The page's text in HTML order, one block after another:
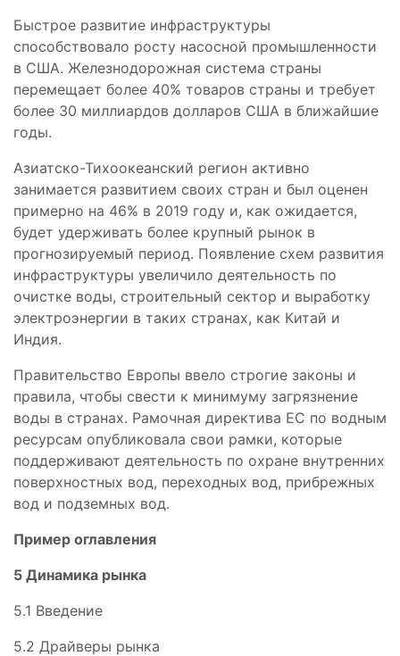
Быстрое развитие инфраструктуры
способствовало росту насосной промышленности
в США. Железнодорожная система страны
перемещает более 40% товаров страны и требует
более 30 миллиардов долларов США в ближайшие
годы.
Азиатско-Тихоокеанский регион активно
занимается развитием своих стран и был оценен
примерно на 46% в 2019 году и, как ожидается,
будет удерживать более крупный рынок в
прогнозируемый период. Появление схем развития
инфраструктуры увеличило деятельность по
очистке воды, строительный сектор и выработку
электроэнергии в таких странах, как Китай и
Индия.
Правительство Европы ввело строгие законы и
правила, чтобы свести к минимуму загрязнение
воды в странах. Рамочная директива ЕС по водным
ресурсам опубликовала свои рамки, которые
поддерживают деятельность по охране внутренних
поверхностных вод, переходных вод, прибрежных
вод и подземных вод.
Пример оглавления
5 Динамика рынка
5.1 Введение
5.2 Драйверы рынка